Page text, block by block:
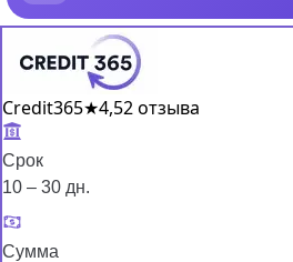
Credit365★4,52 отзыва
Срок
10 – 30 дн.
Сумма